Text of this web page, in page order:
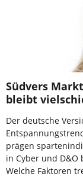
Südvers
bleibt
Der deutsche
prägen
in Cyber und D&O
Welche Faktoren